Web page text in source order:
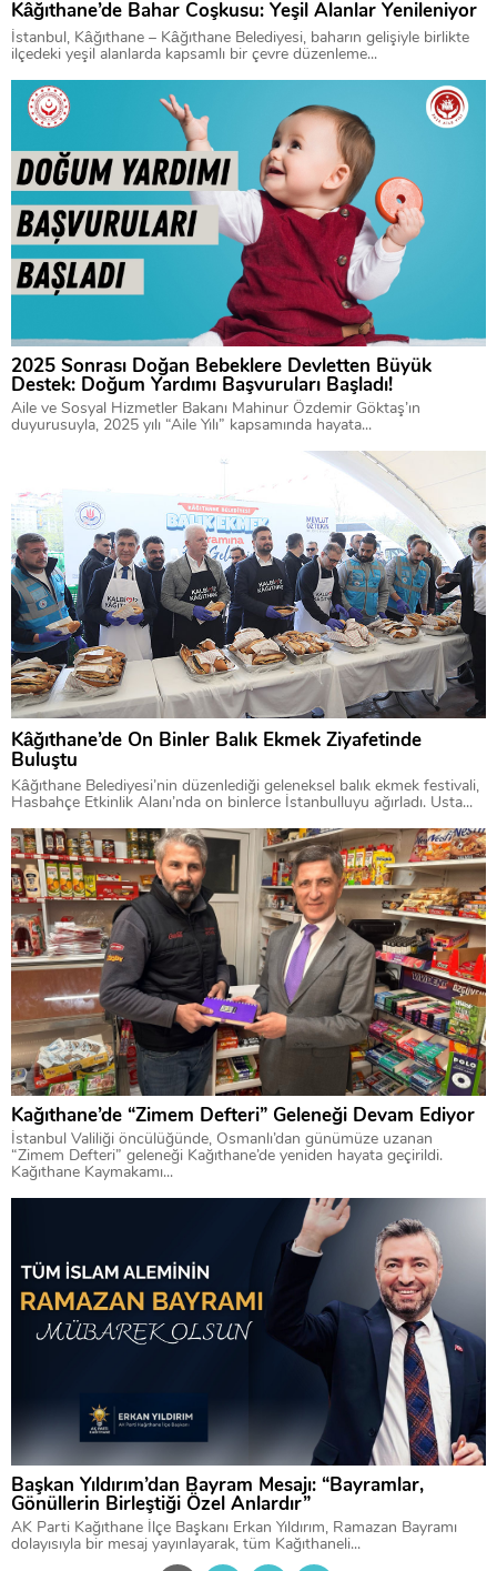
Kâğıthane’de Bahar Coşkusu: Yeşil Alanlar Yenileniyor
İstanbul, Kâğıthane – Kâğıthane Belediyesi, baharın gelişiyle birlikte
ilçedeki yeşil alanlarda kapsamlı bir çevre düzenleme...
2025 Sonrası Doğan Bebeklere Devletten Büyük
Destek: Doğum Yardımı Başvuruları Başladı!
Aile ve Sosyal Hizmetler Bakanı Mahinur Özdemir Göktaş’ın
duyurusuyla, 2025 yılı “Aile Yılı” kapsamında hayata...
Kâğıthane’de On Binler Balık Ekmek Ziyafetinde
Buluştu
Kâğıthane Belediyesi’nin düzenlediği geleneksel balık ekmek festivali,
Hasbahçe Etkinlik Alanı’nda on binlerce İstanbulluyu ağırladı. Usta...
Kağıthane’de “Zimem Defteri” Geleneği Devam Ediyor
İstanbul Valiliği öncülüğünde, Osmanlı’dan günümüze uzanan
“Zimem Defteri” geleneği Kağıthane’de yeniden hayata geçirildi.
Kağıthane Kaymakamı...
Başkan Yıldırım’dan Bayram Mesajı: “Bayramlar,
Gönüllerin Birleştiği Özel Anlardır”
AK Parti Kağıthane İlçe Başkanı Erkan Yıldırım, Ramazan Bayramı
dolayısıyla bir mesaj yayınlayarak, tüm Kağıthaneli...